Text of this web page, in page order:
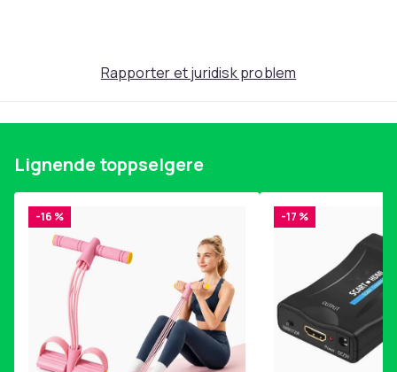
Produktsikkerhetsinformasjon
Rapporter et juridisk problem
Lignende toppselgere
-16 % -17 %